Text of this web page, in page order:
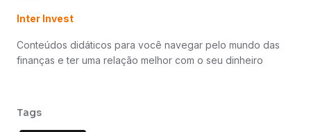
Inter Invest
Conteúdos didáticos para você navegar pelo mundo das
finanças e ter uma relação melhor com o seu dinheiro
Tags